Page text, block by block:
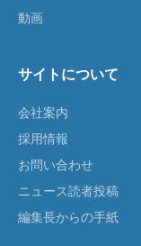
動画
サイトについて
会社案内
採用情報
お問い合わせ
ニュース読者投稿
編集長からの手紙